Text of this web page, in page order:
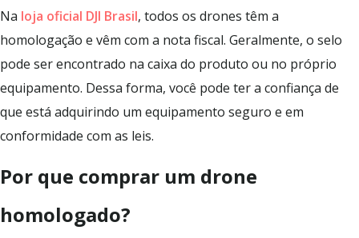
Na loja oficial DJI Brasil, todos os drones têm a
homologação e vêm com a nota fiscal. Geralmente, o selo
pode ser encontrado na caixa do produto ou no próprio
equipamento. Dessa forma, você pode ter a confiança de
que está adquirindo um equipamento seguro e em
conformidade com as leis.
Por que comprar um drone
homologado?